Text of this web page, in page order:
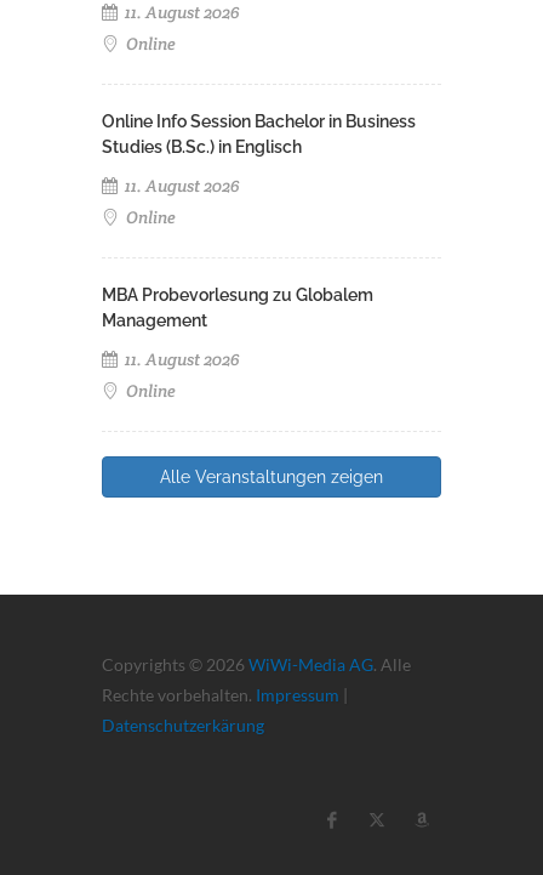
11. August 2026
Online
Online Info Session Bachelor in Business
Studies (B.Sc.) in Englisch
11. August 2026
Online
MBA Probevorlesung zu Globalem
Management
11. August 2026
Online
Alle Veranstaltungen zeigen
Copyrights © 2026 WiWi-Media AG. Alle
Rechte vorbehalten. Impressum |
Datenschutzerkärung